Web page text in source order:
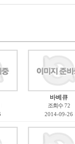
바베큐
조회수 72
2014-09-26